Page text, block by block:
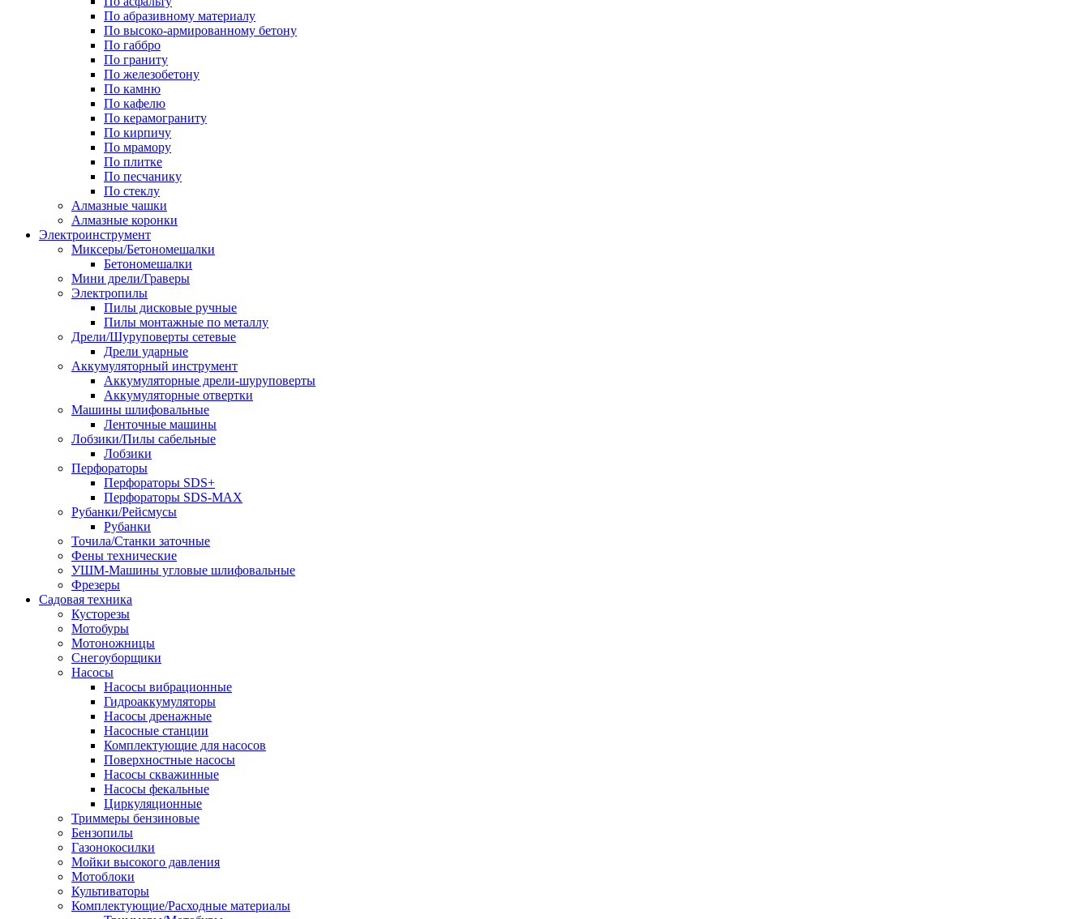
По абразивному материалу
По высоко-армированному бетону
По габбро
По граниту
По железобетону
По камню
По кафелю
По керамограниту
По кирпичу
По мрамору
По плитке
По песчанику
По стеклу
Алмазные чашки
Алмазные коронки
Электроинструмент
Миксеры/Бетономешалки
Бетономешалки
Мини дрели/Граверы
Электропилы
Пилы дисковые ручные
Пилы монтажные по металлу
Дрели/Шуруповерты сетевые
Дрели ударные
Аккумуляторный инструмент
Аккумуляторные дрели-шуруповерты
Аккумуляторные отвертки
Машины шлифовальные
Ленточные машины
Лобзики/Пилы сабельные
Лобзики
Перфораторы
Перфораторы SDS+
Перфораторы SDS-MAX
Рубанки/Рейсмусы
Рубанки
Точила/Станки заточные
Фены технические
УШМ-Машины угловые шлифовальные
Фрезеры
Садовая техника
Кусторезы
Мотобуры
Мотоножницы
Снегоуборщики
Насосы
Насосы вибрационные
Гидроаккумуляторы
Насосы дренажные
Насосные станции
Комплектующие для насосов
Поверхностные насосы
Насосы скважинные
Насосы фекальные
Циркуляционные
Триммеры бензиновые
Бензопилы
Газонокосилки
Мойки высокого давления
Мотоблоки
Культиваторы
Комплектующие/Расходные материалы